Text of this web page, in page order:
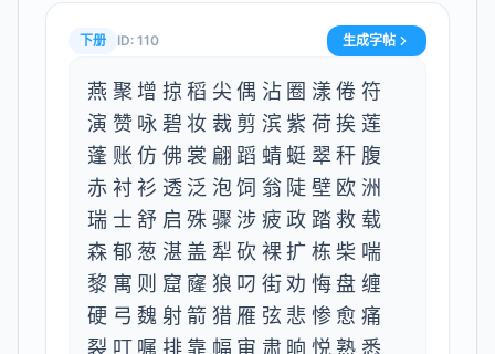
下册 ID: 110 生成字帖
燕聚增掠稻尖偶沾圈漾倦符
演赞咏碧妆裁剪滨紫荷挨莲
蓬账仿佛裳翩蹈蜻蜓翠秆腹
赤衬衫透泛泡饲翁陡壁欧洲
瑞士舒启殊骤涉疲政踏救载
森郁葱湛盖犁砍裸扩栋柴喘
黎寓则窟窿狼叼街劝悔盘缠
硬弓魏射箭猎雁弦悲惨愈痛
裂叮嘱排靠幅审肃晌悦熟悉